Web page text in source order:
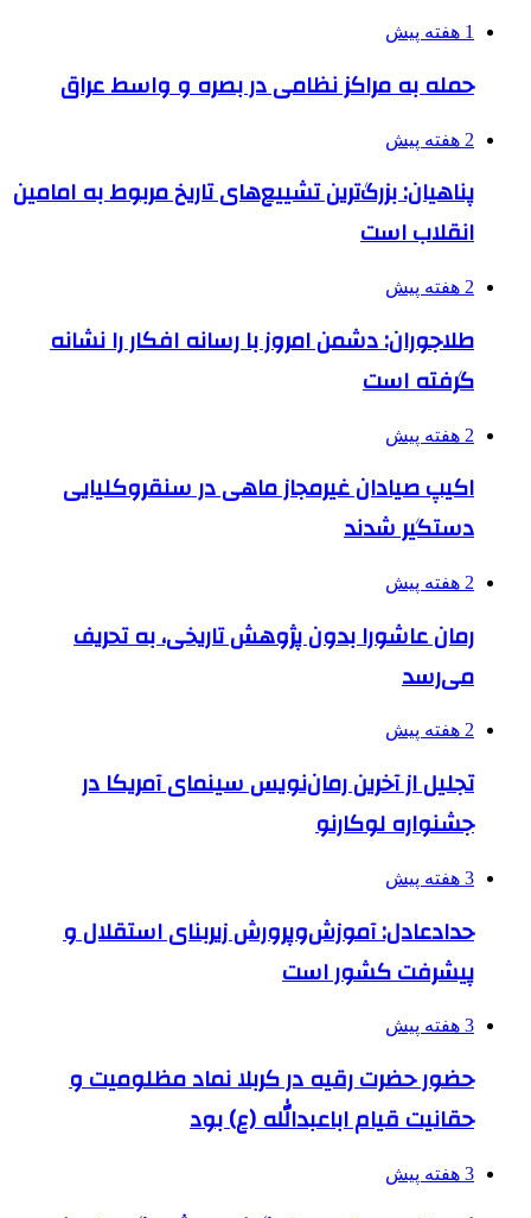
1 هفته پیش
حمله به مراکز نظامی در بصره و واسط عراق
2 هفته پیش
پناهیان: بزرگ‌ترین تشییع‌های تاریخ مربوط به امامین
انقلاب است
2 هفته پیش
طلاجوران: دشمن امروز با رسانه افکار را نشانه
گرفته است
2 هفته پیش
اکیپ صیادان غیرمجاز ماهی در سنقروکلیایی
دستگیر شدند
2 هفته پیش
رمان عاشورا بدون پژوهش تاریخی، به تحریف
می‌رسد
2 هفته پیش
تجلیل از آخرین رمان‌نویس سینمای آمریکا در
جشنواره لوکارنو
3 هفته پیش
حدادعادل: آموزش‌وپرورش زیربنای استقلال و
پیشرفت کشور است
3 هفته پیش
حضور حضرت رقیه در کربلا نماد مظلومیت و
حقانیت قیام اباعبدالله (ع) بود
3 هفته پیش